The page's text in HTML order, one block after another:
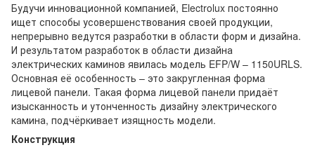
Будучи инновационной компанией, Electrolux постоянно
ищет способы усовершенствования своей продукции,
непрерывно ведутся разработки в области форм и дизайна.
И результатом разработок в области дизайна
электрических каминов явилась модель EFP/W – 1150URLS.
Основная её особенность – это закругленная форма
лицевой панели. Такая форма лицевой панели придаёт
изысканность и утонченность дизайну электрического
камина, подчёркивает изящность модели.
Конструкция